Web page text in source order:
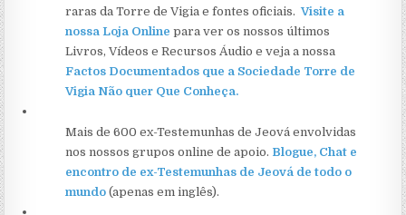
raras da Torre de Vigia e fontes oficiais.Visite a
nossa Loja Online para ver os nossos últimos
Livros, Vídeos e Recursos Áudio e veja a nossa
Factos Documentados que a Sociedade Torre de
Vigia Não quer Que Conheça.
Mais de 600 ex-Testemunhas de Jeová envolvidas
nos nossos grupos online de apoio. Blogue, Chat e
encontro de ex-Testemunhas de Jeová de todo o
mundo(apenas em inglês).